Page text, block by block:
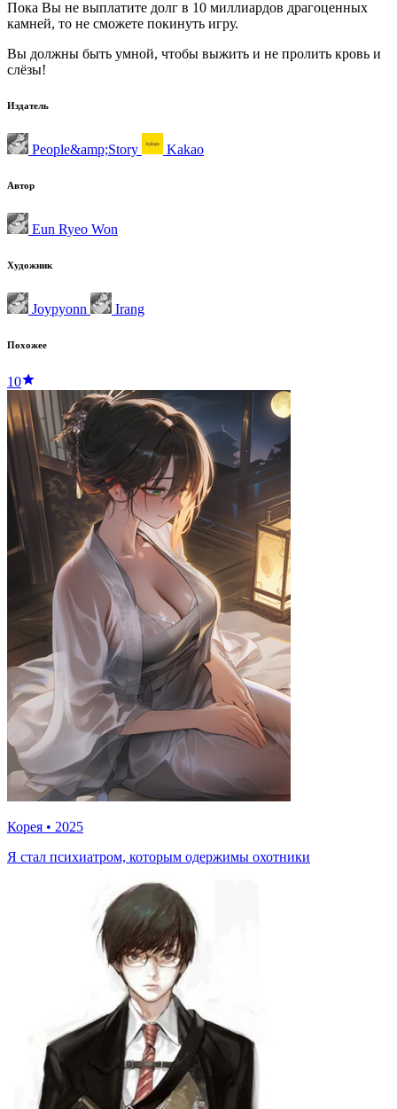
Пока Вы не выплатите долг в 10 миллиардов драгоценных
камней, то не сможете покинуть игру.
Вы должны быть умной, чтобы выжить и не пролить кровь и
слёзы!
Издатель
People&amp;Story Kakao
Автор
Eun Ryeo Won
Художник
Joypyonn Irang
Похожее
10
Корея • 2025
Я стал психиатром, которым одержимы охотники